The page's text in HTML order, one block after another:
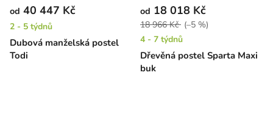
Dubová manželská postel
Todi
od 40 447 Kč
2 - 5 týdnů
Dřevěná postel Sparta Maxi
buk
od 18 018 Kč
18 966 Kč (–5 %)
4 - 7 týdnů